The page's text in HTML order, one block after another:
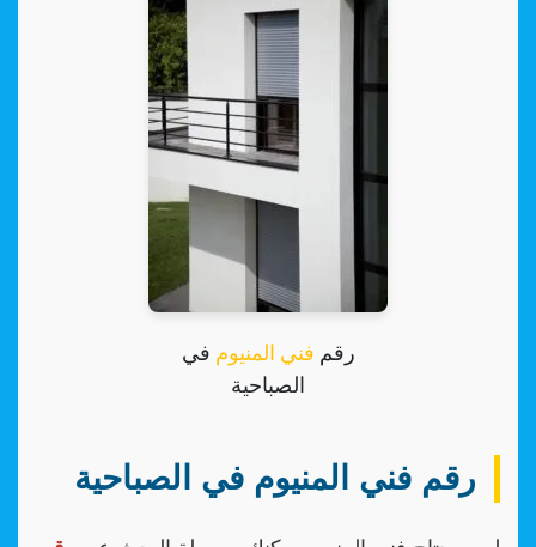
رقم فني المنيوم في
الصباحية
رقم فني المنيوم في الصباحية